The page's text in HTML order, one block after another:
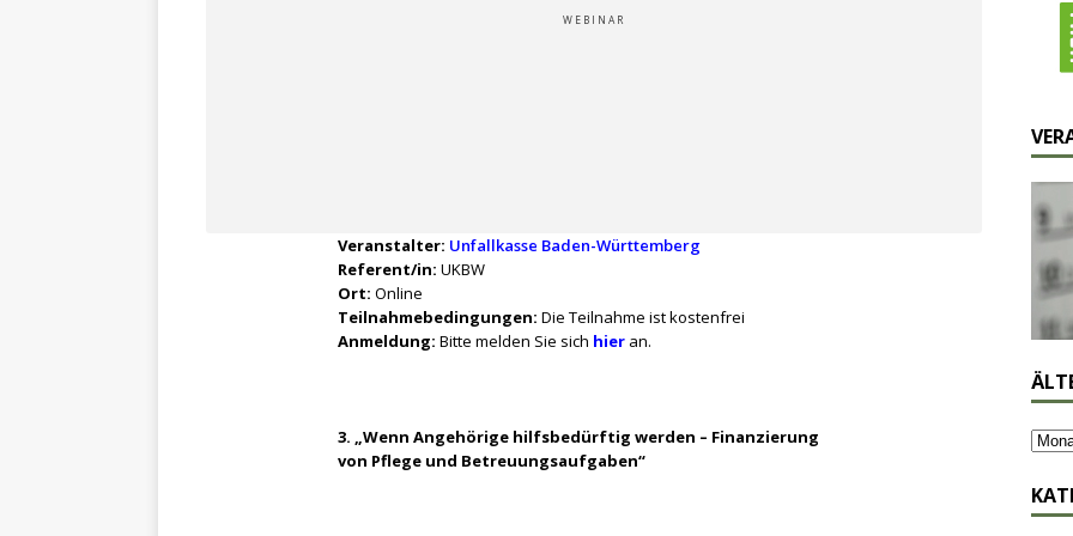
Veranstalter: Unfallkasse Baden-Württemberg
Referent/in: UKBW
Ort: Online
Teilnahmebedingungen: Die Teilnahme ist kostenfrei
Anmeldung: Bitte melden Sie sich hier an.
3. „Wenn Angehörige hilfsbedürftig werden – Finanzierung
von Pflege und Betreuungsaufgaben“
WEBINAR